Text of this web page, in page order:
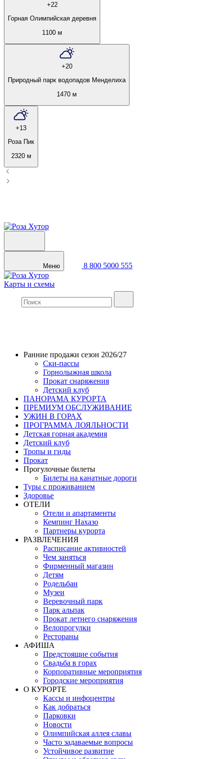
+22
Горная Олимпийская деревня
1100 м
+20
Природный парк водопадов Менделиха
1470 м
+13
Роза Пик
2320 м
Меню 8 800 5000 555
Карты и схемы
Ранние продажи сезон 2026/27
Ски-пассы
Горнолыжная школа
Прокат снаряжения
Детский клуб
ПАНОРАМА КУРОРТА
ПРЕМИУМ ОБСЛУЖИВАНИЕ
УЖИН В ГОРАХ
ПРОГРАММА ЛОЯЛЬНОСТИ
Детская горная академия
Детский клуб
Тропы и гиды
Прокат
Прогулочные билеты
Билеты на канатные дороги
Туры с проживанием
Здоровье
ОТЕЛИ
Отели и апартаменты
Кемпинг Нахазо
Партнеры курорта
РАЗВЛЕЧЕНИЯ
Расписание активностей
Чем заняться
Фирменный магазин
Детям
Родельбан
Музеи
Веревочный парк
Парк альпак
Прокат летнего снаряжения
Велопрогулки
Рестораны
АФИША
Предстоящие события
Свадьба в горах
Корпоративные мероприятия
Городские мероприятия
О КУРОРТЕ
Кассы и инфоцентры
Как добраться
Парковки
Новости
Олимпийская аллея славы
Часто задаваемые вопросы
Устойчивое развитие